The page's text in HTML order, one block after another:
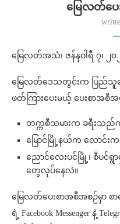
မြေလတ်ပေ
မြေလတ်အသံ၊ ဇန်နဝါရီ ၇၊ ၂၀
မြေလတ်ဒေသတွင်းက ပြည်
ဖတ်ကြားပေးမယ့် ပေးစာအစီအ
တက္ကစီသမားက ခရီးသ
မြောင်မြို့နယ်က လောင်း
ညောင်လေးပင်မြို့၊ စီပင်
တွေလုပ်နေလဲ။
မြေလတ်ပေးစာအစီအစဉ်မှာ
ရဲ့ Facebook Messenger နဲ့